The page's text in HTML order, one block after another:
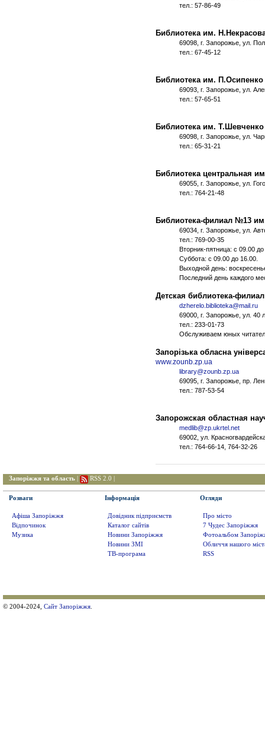
тел.: 57-86-49
Библиотека им.
69098, г. Запорожье, ул.
тел.: 67-45-12
Библиотека им. П.Осипенко
69093, г. Запорожье, ул.
тел.: 57-65-51
Библиотека им. Т.Шевченко
69098, г. Запорожье, ул.
тел.: 65-31-21
Библиотека центральная
69055, г. Запорожье, ул.
тел.: 764-21-48
Библиотека-филиал №13
69034, г. Запорожье, ул.
тел.: 769-00-35
Вторник-пятница: с 09.00
Суббота: с 09.00 до 16.00.
Выходной день:
Последний день каждого
Детская библиотека-
dzherelo.biblioteka@mail.ru
69000, г. Запорожье, ул. 40
тел.: 233-01-73
Обслуживаем юных
Запорізька обласна
www.zounb.zp.ua
library@zounb.zp.ua
69095, г. Запорожье, пр.
тел.: 787-53-54
Запорожская областная
medlib@zp.ukrtel.net
69002, ул.
тел.: 764-66-14, 764-32-26
Запоріжжя та область RSS 2.0
Розваги
Афіша Запоріжжя
Відпочинок
Музика
Інформація
Довідник підприємств
Каталог сайтів
Новини Запоріжжя
Новини ЗМІ
ТВ-програма
Огляди
Про місто
7 Чудес Запоріжжя
Фотоальбом
Обличчя нашого
RSS
© 2004-2024, Сайт Запоріжжя